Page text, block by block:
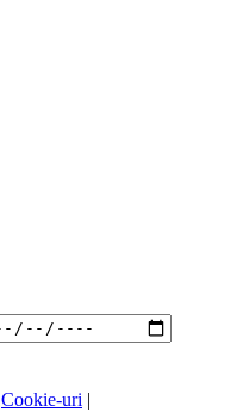
Cookie-uri |